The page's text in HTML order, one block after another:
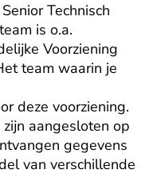
Technisch
is o.a.
Voorziening
team waarin je
deze voorziening.
aangesloten op
gegevens
van verschillende